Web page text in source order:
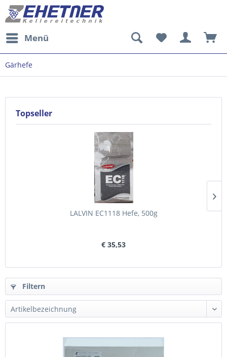
Menü
Gärhefe
Topseller
LALVIN EC1118 Hefe, 500g
€ 35,53
Filtern